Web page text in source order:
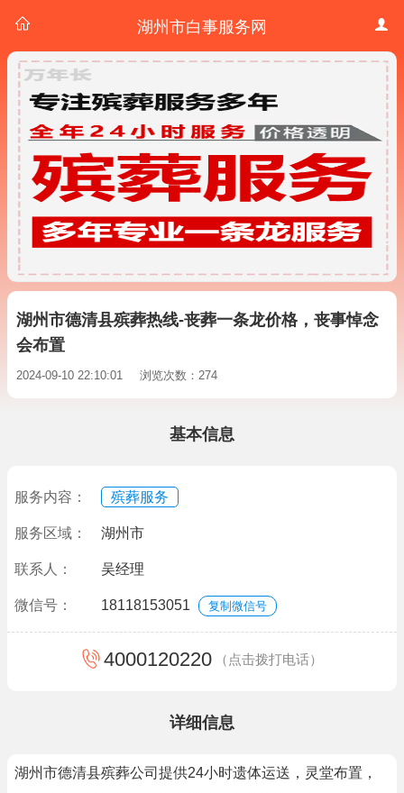
湖州市白事服务网
湖州市德清县殡葬热线-丧葬一条龙价格，丧事悼念
会布置
2024-09-10 22:10:01 浏览次数：274
基本信息
服务内容： 殡葬服务
服务区域： 湖州市
联系人： 吴经理
微信号： 18118153051 复制微信号
4000120220 （点击拨打电话）
详细信息
湖州市德清县殡葬公司提供24小时遗体运送，灵堂布置，